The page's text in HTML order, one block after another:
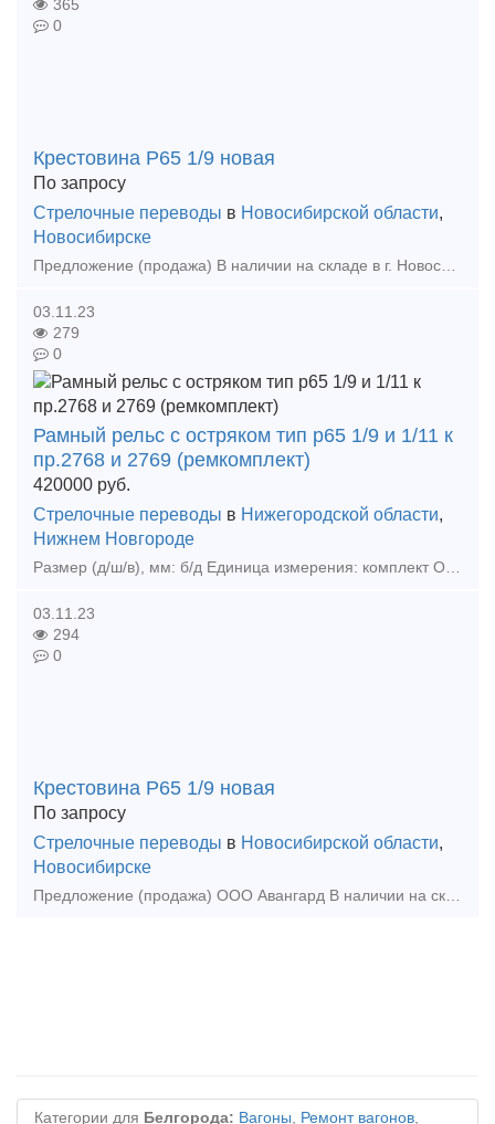
365
0
Крестовина Р65 1/9 новая
По запросу
Стрелочные переводы в Новосибирской области,
Новосибирске
03.11.23
279
0
Рамный рельс с остряком тип р65 1/9 и 1/11 к
пр.2768 и 2769 (ремкомплект)
420000 руб.
Стрелочные переводы в Нижегородской области,
Нижнем Новгороде
03.11.23
294
0
Крестовина Р65 1/9 новая
По запросу
Стрелочные переводы в Новосибирской области,
Новосибирске
Категории для Белгорода: Вагоны, Ремонт вагонов,